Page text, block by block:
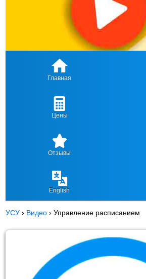
Главная
Цены
Отзывы
English
УСУ › Видео ›Управление расписанием